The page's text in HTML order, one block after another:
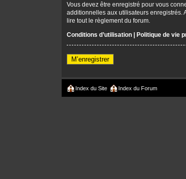
Vous devez être enregistré pour vous
additionnelles aux utilisateurs enregistrés.
lire tout le règlement du forum.
Conditions d’utilisation | Politique de vie
M’enregistrer
Index du Site Index du Forum